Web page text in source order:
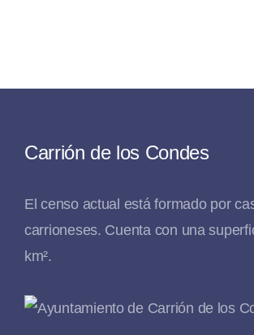
Carrión de los Condes
El censo actual está formado por
carrioneses. Cuenta con una
km².